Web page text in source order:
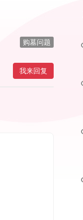
购墓问题
我来回复